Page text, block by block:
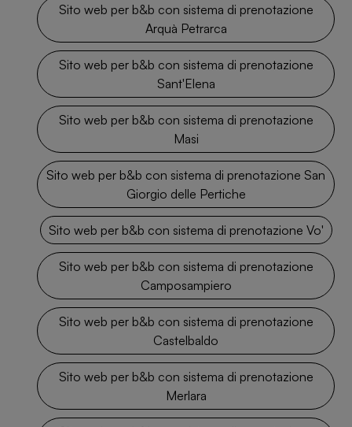
Sito web per b&b con sistema di prenotazione
Arquà Petrarca
Sito web per b&b con sistema di prenotazione
Sant'Elena
Sito web per b&b con sistema di prenotazione
Masi
Sito web per b&b con sistema di prenotazione San
Giorgio delle Pertiche
Sito web per b&b con sistema di prenotazione Vo'
Sito web per b&b con sistema di prenotazione
Camposampiero
Sito web per b&b con sistema di prenotazione
Castelbaldo
Sito web per b&b con sistema di prenotazione
Merlara